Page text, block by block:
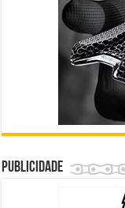
Publicidade